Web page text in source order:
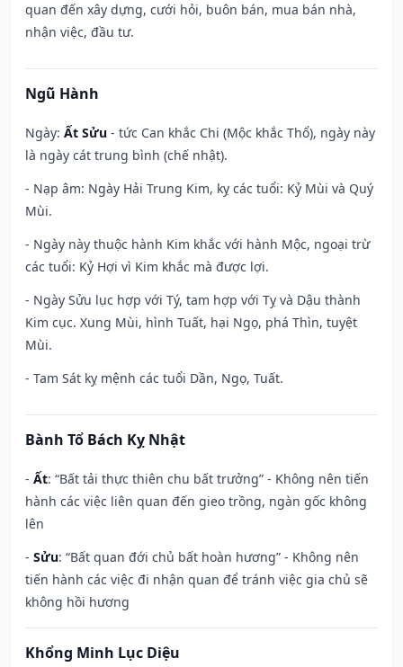
quan đến xây dựng, cưới hỏi, buôn bán, mua bán nhà,
nhận việc, đầu tư.
Ngũ Hành
Ngày: Ất Sửu - tức Can khắc Chi (Mộc khắc Thổ), ngày này
là ngày cát trung bình (chế nhật).
- Nạp âm: Ngày Hải Trung Kim, kỵ các tuổi: Kỷ Mùi và Quý
Mùi.
- Ngày này thuộc hành Kim khắc với hành Mộc, ngoại trừ
các tuổi: Kỷ Hợi vì Kim khắc mà được lợi.
- Ngày Sửu lục hợp với Tý, tam hợp với Tỵ và Dậu thành
Kim cục. Xung Mùi, hình Tuất, hại Ngọ, phá Thìn, tuyệt
Mùi.
- Tam Sát kỵ mệnh các tuổi Dần, Ngọ, Tuất.
Bành Tổ Bách Kỵ Nhật
- Ất: “Bất tải thực thiên chu bất trưởng” - Không nên tiến
hành các việc liên quan đến gieo trồng, ngàn gốc không
lên
- Sửu: “Bất quan đới chủ bất hoàn hương” - Không nên
tiến hành các việc đi nhận quan để tránh việc gia chủ sẽ
không hồi hương
Khổng Minh Lục Diệu